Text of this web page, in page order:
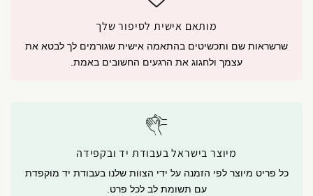
מותאם אישית לסיפור שלך
שרשראות שם ותכשיטים בהתאמה אישית שגורמים לך לבטא את
עצמך ולחגוג את הרגעים החשובים באמת.
מיוצר בישראל בעבודת יד ובקפידה
כל פריט מיוצר לפי הזמנה על ידי הצוות שלנו בעבודת יד מוקפדת
עם תשומת לב לכל פרט.